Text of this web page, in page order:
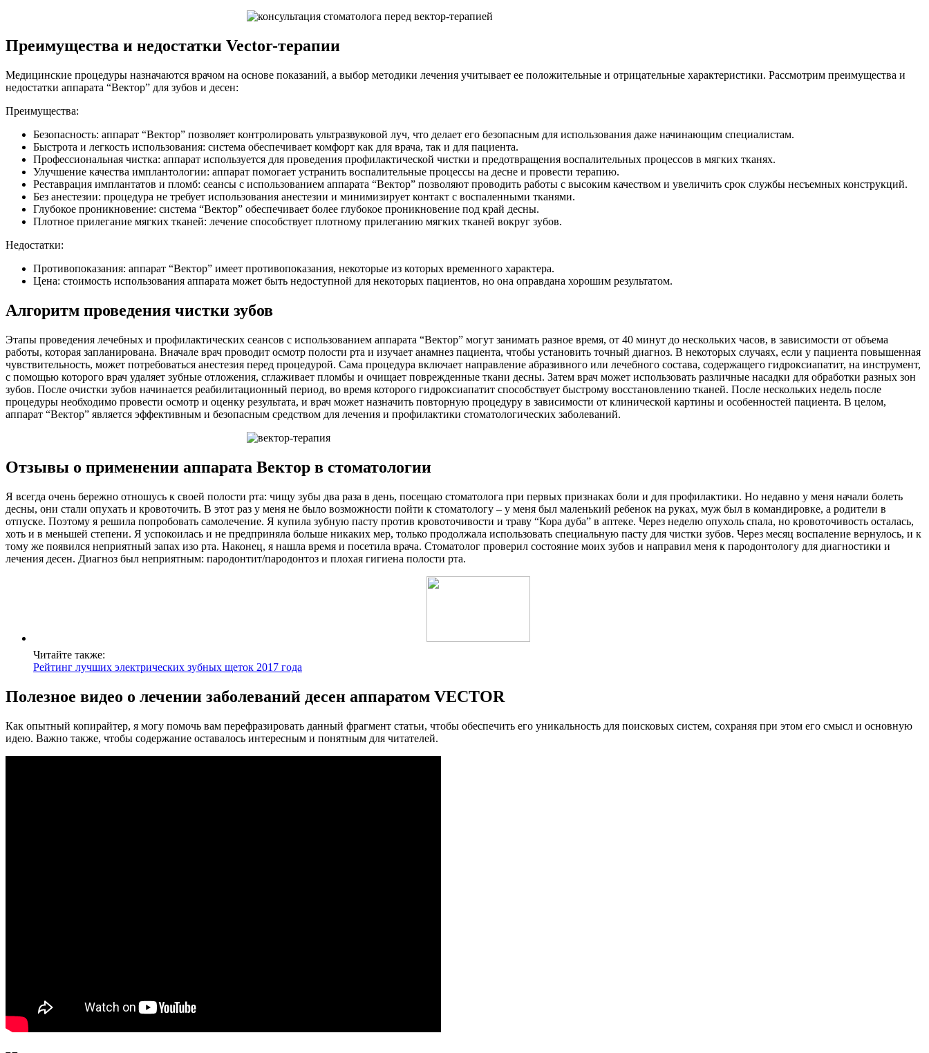
Преимущества и недостатки Vector-терапии
Медицинские процедуры назначаются врачом на основе показаний, а выбор методики лечения учитывает ее положительные и отрицательные характеристики. Рассмотрим преимущества и
недостатки аппарата “Вектор” для зубов и десен:
Преимущества:
Безопасность: аппарат “Вектор” позволяет контролировать ультразвуковой луч, что делает его безопасным для использования даже начинающим специалистам.
Быстрота и легкость использования: система обеспечивает комфорт как для врача, так и для пациента.
Профессиональная чистка: аппарат используется для проведения профилактической чистки и предотвращения воспалительных процессов в мягких тканях.
Улучшение качества имплантологии: аппарат помогает устранить воспалительные процессы на десне и провести терапию.
Реставрация имплантатов и пломб: сеансы с использованием аппарата “Вектор” позволяют проводить работы с высоким качеством и увеличить срок службы несъемных конструкций.
Без анестезии: процедура не требует использования анестезии и минимизирует контакт с воспаленными тканями.
Глубокое проникновение: система “Вектор” обеспечивает более глубокое проникновение под край десны.
Плотное прилегание мягких тканей: лечение способствует плотному прилеганию мягких тканей вокруг зубов.
Недостатки:
Противопоказания: аппарат “Вектор” имеет противопоказания, некоторые из которых временного характера.
Цена: стоимость использования аппарата может быть недоступной для некоторых пациентов, но она оправдана хорошим результатом.
Алгоритм проведения чистки зубов
Этапы проведения лечебных и профилактических сеансов с использованием аппарата “Вектор” могут занимать разное время, от 40 минут до нескольких часов, в зависимости от объема
работы, которая запланирована. Вначале врач проводит осмотр полости рта и изучает анамнез пациента, чтобы установить точный диагноз. В некоторых случаях, если у пациента повышенная
чувствительность, может потребоваться анестезия перед процедурой. Сама процедура включает направление абразивного или лечебного состава, содержащего гидроксиапатит, на инструмент,
с помощью которого врач удаляет зубные отложения, сглаживает пломбы и очищает поврежденные ткани десны. Затем врач может использовать различные насадки для обработки разных зон
зубов. После очистки зубов начинается реабилитационный период, во время которого гидроксиапатит способствует быстрому восстановлению тканей. После нескольких недель после
процедуры необходимо провести осмотр и оценку результата, и врач может назначить повторную процедуру в зависимости от клинической картины и особенностей пациента. В целом,
аппарат “Вектор” является эффективным и безопасным средством для лечения и профилактики стоматологических заболеваний.
Отзывы о применении аппарата Вектор в стоматологии
Я всегда очень бережно отношусь к своей полости рта: чищу зубы два раза в день, посещаю стоматолога при первых признаках боли и для профилактики. Но недавно у меня начали болеть
десны, они стали опухать и кровоточить. В этот раз у меня не было возможности пойти к стоматологу – у меня был маленький ребенок на руках, муж был в командировке, а родители в
отпуске. Поэтому я решила попробовать самолечение. Я купила зубную пасту против кровоточивости и траву “Кора дуба” в аптеке. Через неделю опухоль спала, но кровоточивость осталась,
хоть и в меньшей степени. Я успокоилась и не предприняла больше никаких мер, только продолжала использовать специальную пасту для чистки зубов. Через месяц воспаление вернулось, и к
тому же появился неприятный запах изо рта. Наконец, я нашла время и посетила врача. Стоматолог проверил состояние моих зубов и направил меня к пародонтологу для диагностики и
лечения десен. Диагноз был неприятным: пародонтит/пародонтоз и плохая гигиена полости рта.
Читайте также:
Рейтинг лучших электрических зубных щеток 2017 года
Полезное видео о лечении заболеваний десен аппаратом VECTOR
Как опытный копирайтер, я могу помочь вам перефразировать данный фрагмент статьи, чтобы обеспечить его уникальность для поисковых систем, сохраняя при этом его смысл и основную
идею. Важно также, чтобы содержание оставалось интересным и понятным для читателей.